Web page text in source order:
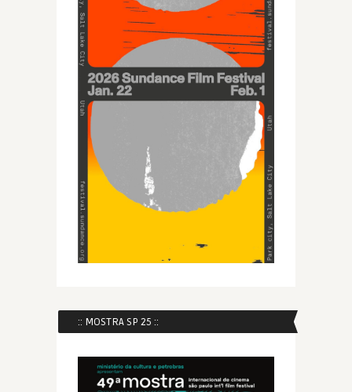
:: MOSTRA SP 25 ::